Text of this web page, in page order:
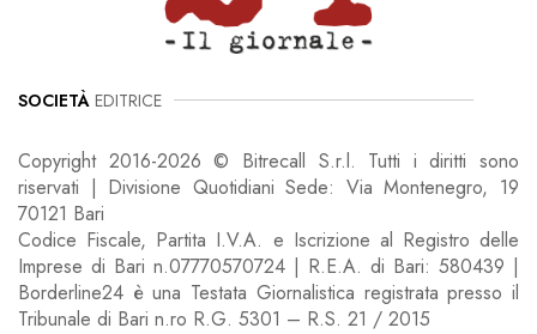
SOCIETÀ EDITRICE
Copyright 2016-2026 © Bitrecall S.r.l. Tutti i diritti sono
riservati | Divisione Quotidiani Sede: Via Montenegro, 19
70121 Bari
Codice Fiscale, Partita I.V.A. e Iscrizione al Registro delle
Imprese di Bari n.07770570724 | R.E.A. di Bari: 580439 |
Borderline24 è una Testata Giornalistica registrata presso il
Tribunale di Bari n.ro R.G. 5301 – R.S. 21 / 2015